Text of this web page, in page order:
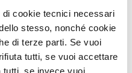
cookie tecnici necessari
stesso, nonché cookie
di terze parti. Se vuoi
tutti, se vuoi accettare
se invece vuoi
Ecoricarica